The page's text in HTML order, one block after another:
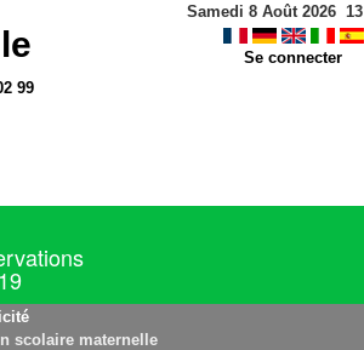
99
Samedi 8 Août 2026 13
Se connecter
scolaire maternelle